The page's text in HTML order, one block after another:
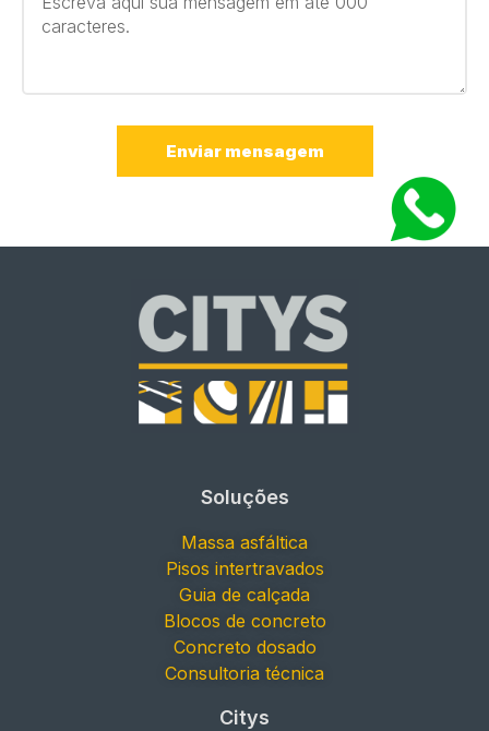
Enviar mensagem
Soluções
Massa asfáltica
Pisos intertravados
Guia de calçada
Blocos de concreto
Concreto dosado
Consultoria técnica
Citys